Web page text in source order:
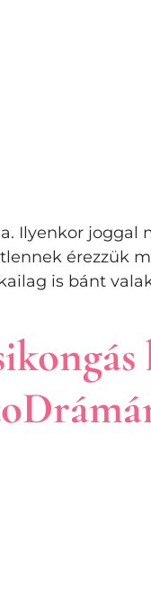
Ilyenkor joggal
érezzük
is bánt